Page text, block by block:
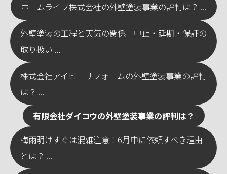
ホームライフ株式会社の外壁塗装事業の評判は？ ...
外壁塗装の工程と天気の関係｜中止・延期・保証の
取り扱い ...
株式会社アイビーリフォームの外壁塗装事業の評判
は？ ...
有限会社ダイコウの外壁塗装事業の評判は？
梅雨明けすぐは混雑注意！6月中に依頼すべき理由
とは？ ...